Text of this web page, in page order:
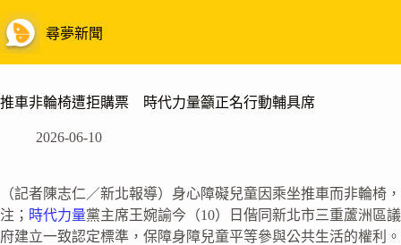
至
主
內
尋夢新聞
推車非輪椅遭拒購票 時代力量籲正名行動輔具席
2026-06-10
（記者陳志仁／新北報導）身心障礙兒童因乘坐推車而非輪椅
注； 時代力量黨主席王婉諭今（10）日偕同新北市三重蘆洲區
府建立一致認定標準，保障身障兒童平等參與公共生活的權利。